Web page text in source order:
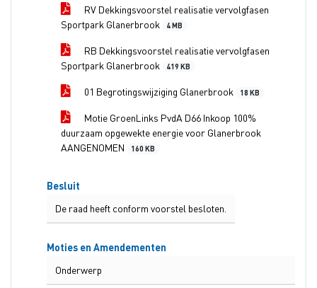
RV Dekkingsvoorstel realisatie vervolgfasen
Sportpark Glanerbrook
4 MB
RB Dekkingsvoorstel realisatie vervolgfasen
Sportpark Glanerbrook
419 KB
01 Begrotingswijziging Glanerbrook 18 KB
Motie GroenLinks PvdA D66 Inkoop 100%
duurzaam opgewekte energie voor Glanerbrook
AANGENOMEN
160 KB
Besluit
De raad heeft conform voorstel besloten.
Moties en Amendementen
Onderwerp